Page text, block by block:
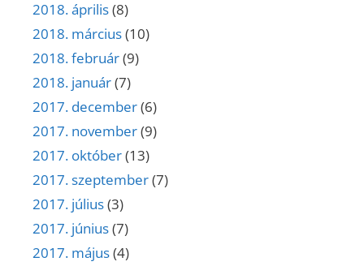
2018. április(8)
2018. március(10)
2018. február(9)
2018. január(7)
2017. december(6)
2017. november(9)
2017. október(13)
2017. szeptember(7)
2017. július(3)
2017. június(7)
2017. május(4)